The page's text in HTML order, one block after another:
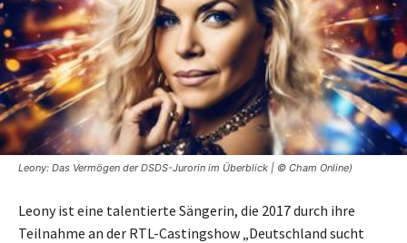
Leony: Das Vermögen der DSDS-Jurorin im Überblick | © Cham Online)
Leony ist eine talentierte Sängerin, die 2017 durch ihre
Teilnahme an der RTL-Castingshow „Deutschland sucht